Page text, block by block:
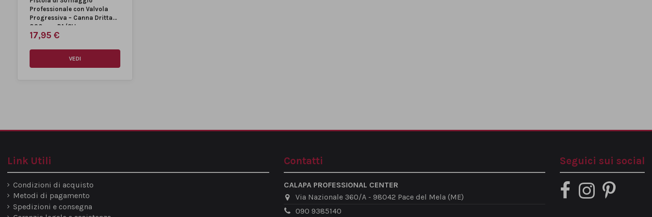
Professionale con Valvola
Progressiva – Canna Dritta
300 mm PA/6LL
17,95 €
VEDI
Link Utili
Condizioni di acquisto
Metodi di pagamento
Spedizioni e consegna
Contatti
CALAPA PROFESSIONAL CENTER
Via Nazionale 360/A - 98042 Pace del Mela (ME)
090 9385140
Seguici sui social